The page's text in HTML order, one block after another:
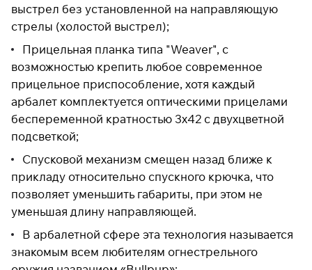
выстрел без установленной на направляющую
стрелы (холостой выстрел);
Прицельная планка типа "Weaver", с
возможностью крепить любое современное
прицельное приспособление, хотя каждый
арбалет комплектуется оптическими прицелами
беспеременной кратностью 3х42 с двухцветной
подсветкой;
Спусковой механизм смещен назад ближе к
прикладу относительно спускного крючка, что
позволяет уменьшить габариты, при этом не
уменьшая длину направляющей.
В арбалетной сфере эта технология называется
знакомым всем любителям огнестрельного
раз в 2 недели